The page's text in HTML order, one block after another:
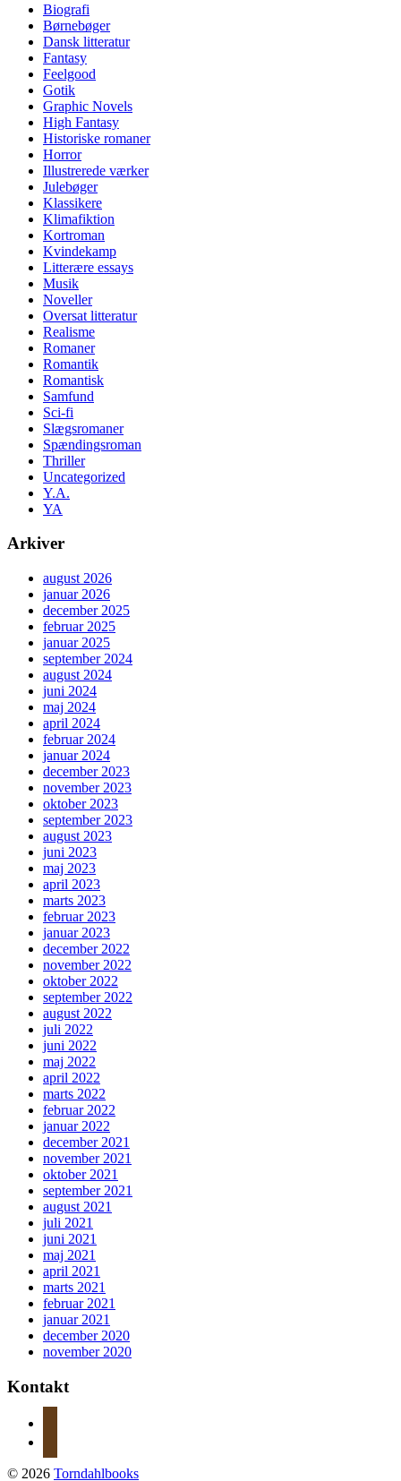
Biografi
Børnebøger
Dansk litteratur
Fantasy
Feelgood
Gotik
Graphic Novels
High Fantasy
Historiske romaner
Horror
Illustrerede værker
Julebøger
Klassikere
Klimafiktion
Kortroman
Kvindekamp
Litterære essays
Musik
Noveller
Oversat litteratur
Realisme
Romaner
Romantik
Romantisk
Samfund
Sci-fi
Slægsromaner
Spændingsroman
Thriller
Uncategorized
Y.A.
YA
Arkiver
august 2026
januar 2026
december 2025
februar 2025
januar 2025
september 2024
august 2024
juni 2024
maj 2024
april 2024
februar 2024
januar 2024
december 2023
november 2023
oktober 2023
september 2023
august 2023
juni 2023
maj 2023
april 2023
marts 2023
februar 2023
januar 2023
december 2022
november 2022
oktober 2022
september 2022
august 2022
juli 2022
juni 2022
maj 2022
april 2022
marts 2022
februar 2022
januar 2022
december 2021
november 2021
oktober 2021
september 2021
august 2021
juli 2021
juni 2021
maj 2021
april 2021
marts 2021
februar 2021
januar 2021
december 2020
november 2020
Kontakt
© 2026 Torndahlbooks